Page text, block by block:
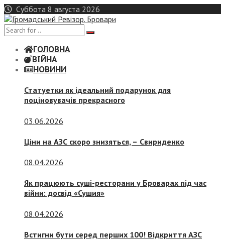
Skip
to
content
Суббота 8 августа 2026
ГОЛОВНА
ВІЙНА
НОВИНИ
Статуетки як ідеальний подарунок для
поціновувачів прекрасного
03.06.2026
Ціни на АЗС скоро знизяться, – Свириденко
08.04.2026
Як працюють суші-ресторани у Броварах під час
війни: досвід «Сушия»
08.04.2026
Встигни бути серед перших 100! Відкриття АЗС